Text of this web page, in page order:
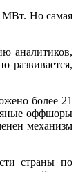
МВт. Но самая
аналитиков,
развивается,
более 21
оффшоры
механизм
страны по